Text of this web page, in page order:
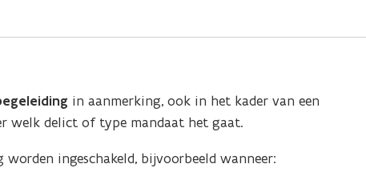
in aanmerking, ook in het kader van een
welk delict of type mandaat het gaat.
worden ingeschakeld, bijvoorbeeld wanneer: